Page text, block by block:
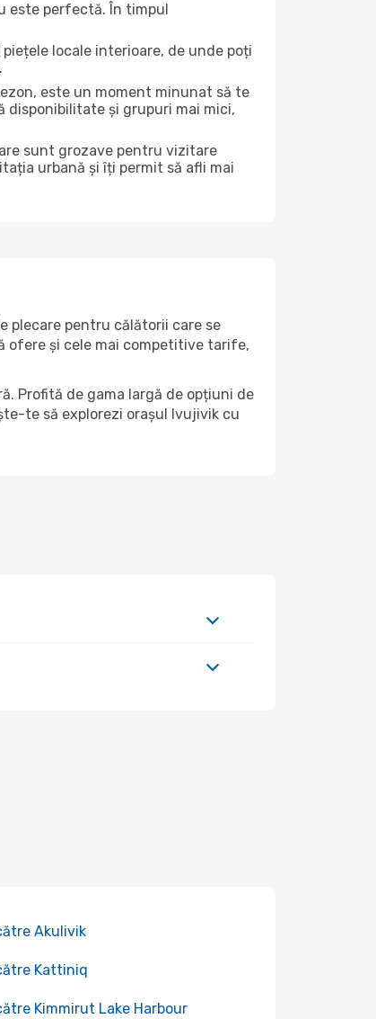
este perfectă. În timpul
locale interioare, de unde poți
este un moment minunat să te
disponibilitate și grupuri mai mici,
sunt grozave pentru vizitare
urbană și îți permit să afli mai
plecare pentru călătorii care se
ofere și cele mai competitive tarife,
Profită de gama largă de opțiuni de
te să explorezi orașul Ivujivik cu
Akulivik
Kattiniq
Kimmirut Lake Harbour